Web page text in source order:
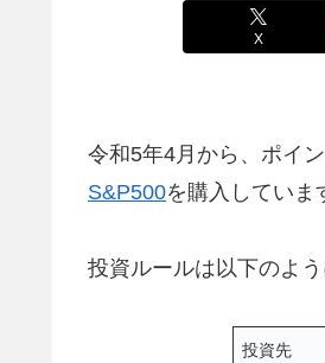
X
令和5年4月から、ポイ
S&P500を購入していま
投資ルールは以下のよう
投資先